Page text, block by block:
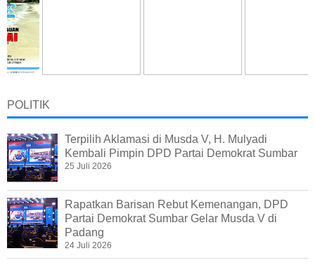
POLITIK
Terpilih Aklamasi di Musda V, H. Mulyadi
Kembali Pimpin DPD Partai Demokrat Sumbar
25 Juli 2026
Rapatkan Barisan Rebut Kemenangan, DPD
Partai Demokrat Sumbar Gelar Musda V di
Padang
24 Juli 2026